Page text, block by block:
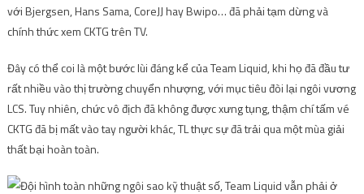
với Bjergsen, Hans Sama, CoreJJ hay Bwipo… đã phải tạm dừng và
chính thức xem CKTG trên TV.
Đây có thể coi là một bước lùi đáng kể của Team Liquid, khi họ đã đầu tư
rất nhiều vào thị trường chuyển nhượng, với mục tiêu đòi lại ngôi vương
LCS. Tuy nhiên, chức vô địch đã không được xưng tụng, thậm chí tấm vé
CKTG đã bị mất vào tay người khác, TL thực sự đã trải qua một mùa giải
thất bại hoàn toàn.